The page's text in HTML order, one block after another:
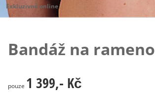
Exkluzivně online
Bandáž na rameno
1 399,- Kč
pouze 1 399,- Kč